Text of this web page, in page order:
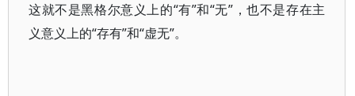
这就不是黑格尔意义上的“有”和“无”，也不是存在主
义意义上的“存有”和“虚无”。